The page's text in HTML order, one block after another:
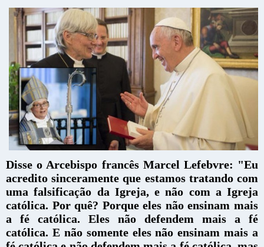
Disse o Arcebispo francês Marcel Lefebvre: "Eu
acredito sinceramente que estamos tratando com
uma falsificação da Igreja, e não com a Igreja
católica. Por quê? Porque eles não ensinam mais
a fé católica. Eles não defendem mais a fé
católica. E não somente eles não ensinam mais a